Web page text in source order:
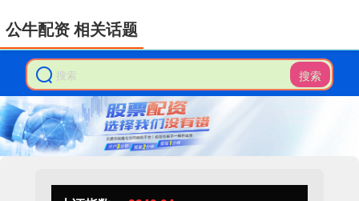
搜索
公牛配资 相关话题